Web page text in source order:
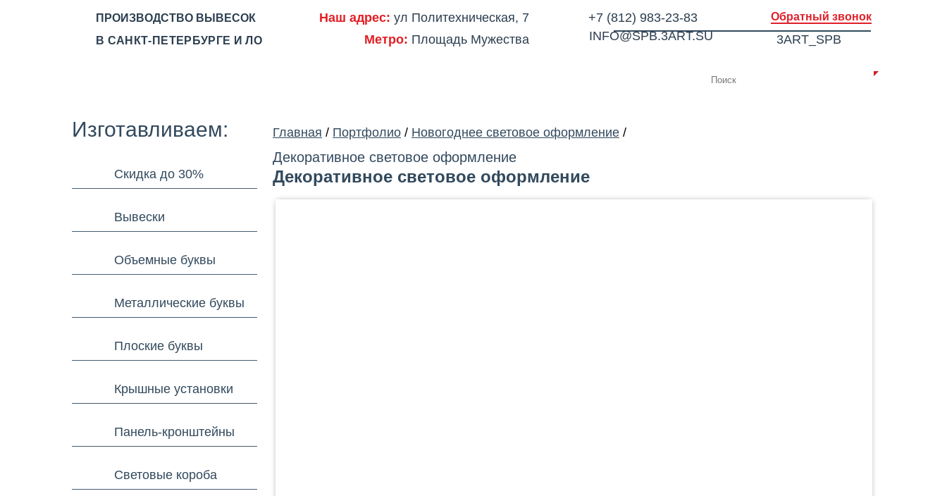
ПРОИЗВОДСТВО ВЫВЕСОК
В САНКТ-ПЕТЕРБУРГЕ И ЛО
Наш адрес: ул Политехническая, 7
Метро: Площадь Мужества
+7 (812) 983-23-83
INFO@SPB.3ART.SU
Обратный звонок
3ART_SPB
Изготавливаем:
Скидка до 30%
Вывески
Объемные буквы
Металлические буквы
Плоские буквы
Крышные установки
Панель-кронштейны
Световые короба
Главная / Портфолио / Новогоднее световое оформление /
Декоративное световое оформление
Декоративное световое оформление